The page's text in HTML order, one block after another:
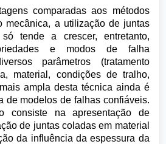
comparadas aos métodos
mecânica, a utilização de juntas
tende a crescer, entretanto,
e modos de falha
parâmetros (tratamento
material, condições de tralho,
ampla desta técnica ainda é
de modelos de falhas confiáveis.
consiste na apresentação de
de juntas coladas em material
da influência da espessura da